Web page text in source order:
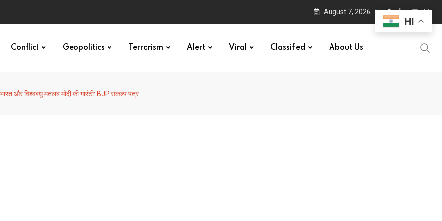
August 7, 2026
Conflict Geopolitics Terrorism Alert Viral Classified About Us
भारत और विश्वबंधु मतलब मोदी की गारंटी: BJP संकल्प पत्र
HI